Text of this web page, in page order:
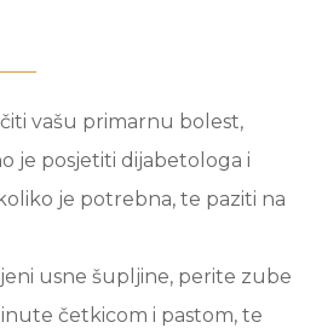
vašu primarnu bolest,
je posjetiti dijabetologa i
je potrebna, te paziti na
usne šupljine, perite zube
četkicom i pastom, te